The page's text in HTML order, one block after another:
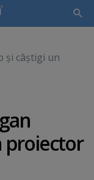
şi câştigi un
proiector